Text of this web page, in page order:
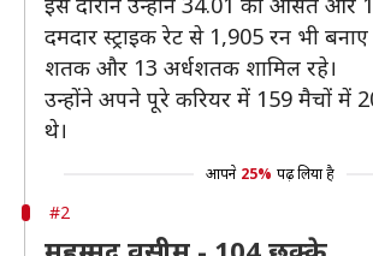
दमदार स्ट्राइक रेट से 1,905 रन भी
शतक और 13 अर्धशतक शामिल रहे।
उन्होंने अपने पूरे करियर में 159 मैचों में
थे।
आपने 25% पढ़ लिया है
#2